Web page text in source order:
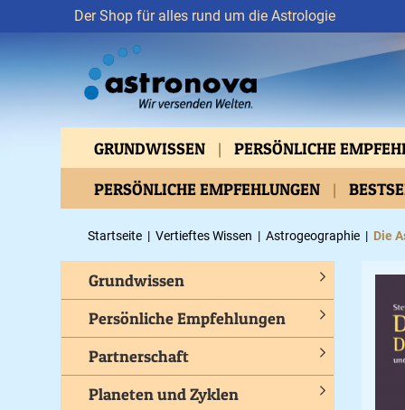
Der Shop für alles rund um die Astrologie
GRUNDWISSEN PERSÖNLICHE
VERTIEFTES WISSEN ASTROMEDIZIN
BEWUSSTES LEBEN GESUNDHEIT
PERSÖNLICHE EMPFEHLUNGEN
Startseite | Vertieftes Wissen | Astrogeographie | Die
Grundwissen
Persönliche Empfehlungen
Partnerschaft
Planeten und Zyklen